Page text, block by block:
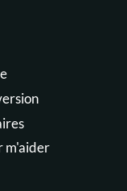
m'aider